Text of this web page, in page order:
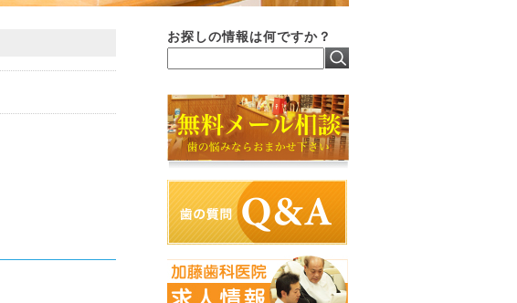
お探しの情報は何ですか？